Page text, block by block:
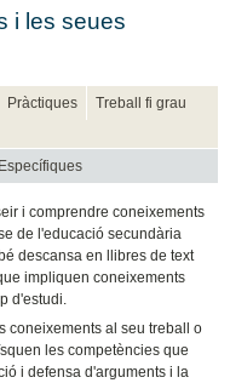
i les seues
Pràctiques
Treball fi grau
Específiques
i comprendre coneixements
de l'educació secundària
descansa en llibres de text
impliquen coneixements
d'estudi.
coneixements al seu treball o
les competències que
i defensa d'arguments i la